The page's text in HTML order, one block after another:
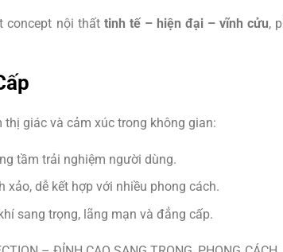
concept nội thất tinh tế – hiện đại – vĩnh cửu,
giác và cảm xúc trong không gian:
tầm trải nghiệm người dùng.
xảo, dễ kết hợp với nhiều phong cách.
sang trọng, lãng mạn và đẳng cấp.